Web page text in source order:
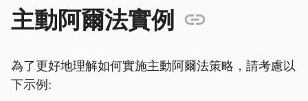
主動阿爾法實例
為了更好地理解如何實施主動阿爾法策略，請考慮以
下示例: